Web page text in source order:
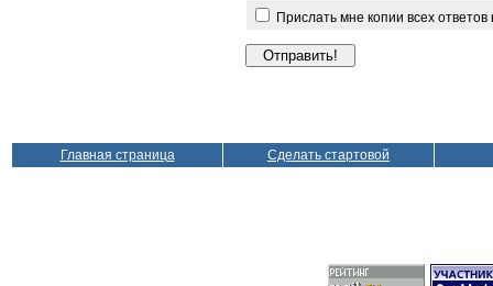
Прислать мне копии всех
Главная страница Сделать стартовой